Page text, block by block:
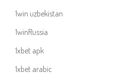
1win uzbekistan
1winRussia
1xbet apk
1xbet arabic